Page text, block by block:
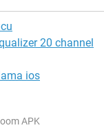
20 channel
ios
APK